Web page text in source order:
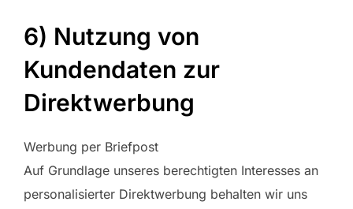
6) Nutzung von
Kundendaten zur
Direktwerbung
Werbung per Briefpost
Auf Grundlage unseres berechtigten Interesses an
personalisierter Direktwerbung behalten wir uns